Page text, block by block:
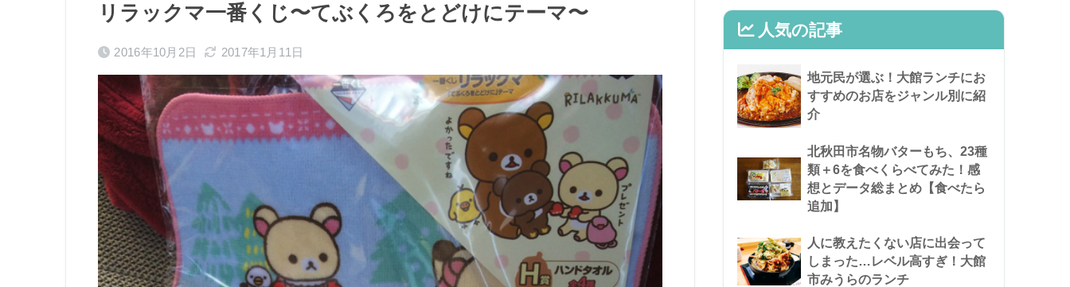
リラックマ一番くじ〜てぶくろをとどけにテーマ〜
2016年10月2日 2017年1月11日
人気の記事
地元民が選ぶ！大館ランチにお
すすめのお店をジャンル別に紹
介
北秋田市名物バターもち、23種
類＋6を食べくらべてみた！感
想とデータ総まとめ【食べたら
追加】
人に教えたくない店に出会って
しまった…レベル高すぎ！大館
市みうらのランチ